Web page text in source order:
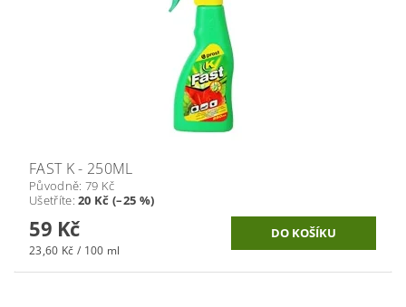
FAST K - 250ML
Původně: 79 Kč
Ušetříte:20 Kč (–25 %)
59 Kč
23,60 Kč / 100 ml